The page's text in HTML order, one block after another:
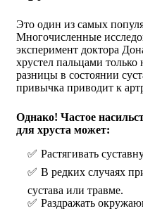
Это один из самых
Многочисленные
эксперимент доктора
хрустел пальцами
разницы в состоянии
привычка приводит к
Однако! Частое
для хруста может:
Растягивать
В редких случаях
сустава или травме.
Раздражать